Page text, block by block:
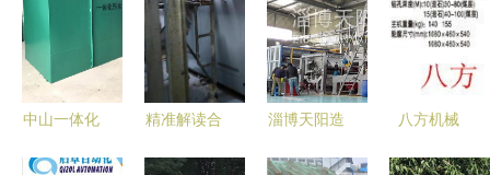
设备供应
港澳大湾区
服务了!
价格、厂家
与水资源专
机设备解析
展望
中山一体化
精准解读合
淄博天阳造
八方机械